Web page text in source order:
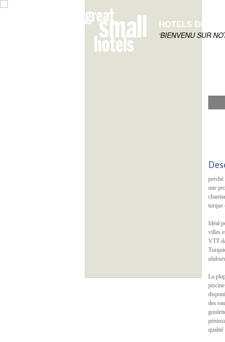
HOTELS
‘BIENVENU SUR
une
turque
Idéal
villes
VTT
La
des
qualité